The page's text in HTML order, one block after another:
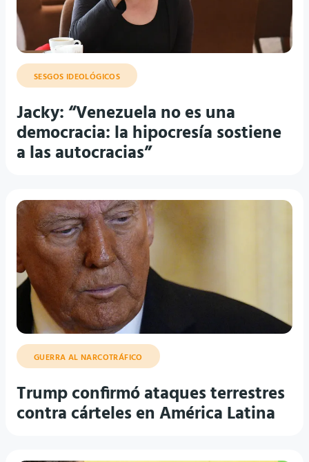
SESGOS IDEOLÓGICOS
Jacky: “Venezuela no es una
democracia: la hipocresía sostiene
a las autocracias”
GUERRA AL NARCOTRÁFICO
Trump confirmó ataques terrestres
contra cárteles en América Latina